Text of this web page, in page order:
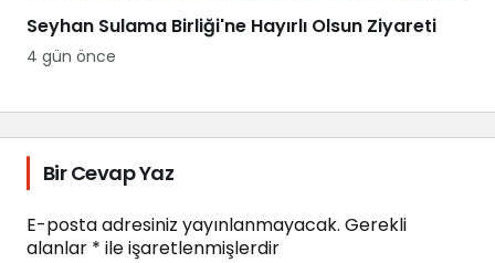
Seyhan Sulama Birliği'ne Hayırlı Olsun Ziyareti
4 gün önce
Bir Cevap Yaz
E-posta adresiniz yayınlanmayacak. Gerekli
alanlar * ile işaretlenmişlerdir